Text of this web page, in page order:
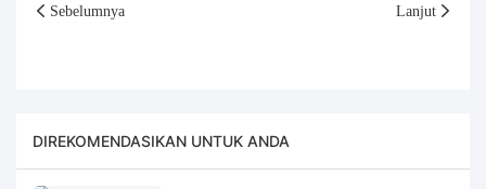
Sebelumnya Lanjut
DIREKOMENDASIKAN UNTUK ANDA